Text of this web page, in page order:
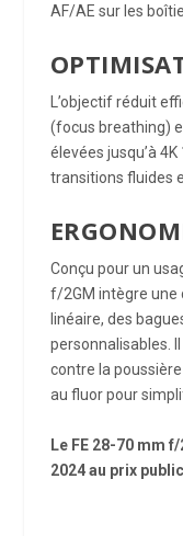
AF/AE sur les
L’objectif réduit
(focus breathing)
élevées jusqu’à
transitions fluides
Conçu pour un
f/2GM intègre une
linéaire, des
personnalisables.
contre la
au fluor pour
Le FE 28-70 mm
2024 au prix